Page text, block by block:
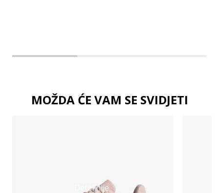
MOŽDA ĆE VAM SE SVIDJETI
Detaljnije